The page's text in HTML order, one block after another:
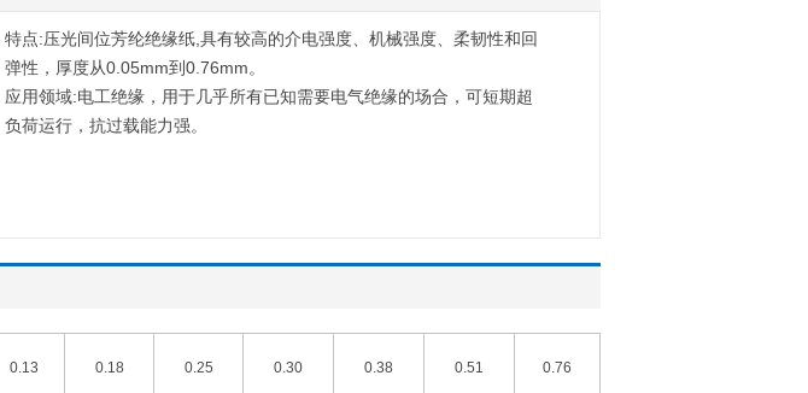
特点:压光间位芳纶绝缘纸,具有较高的介电强度、机械强度、柔韧性和回
弹性，厚度从0.05mm到0.76mm。
应用领域:电工绝缘，用于几乎所有已知需要电气绝缘的场合，可短期超
负荷运行，抗过载能力强。
0.13 0.18 0.25 0.30 0.38 0.51 0.76